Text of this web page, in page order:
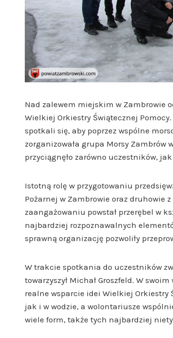
Nad zalewem miejskim w Zambrowie
Wielkiej Orkiestry Świątecznej
spotkali się, aby poprzez wspólne
zorganizowała grupa Morsy Zambrów
przyciągnęło zarówno uczestników,
Istotną rolę w przygotowaniu
Pożarnej w Zambrowie oraz druhowie
zaangażowaniu powstał przerębel w
najbardziej rozpoznawalnych
sprawną organizację pozwoliły
W trakcie spotkania do uczestników
towarzyszył Michał Groszfeld. W
realne wsparcie idei Wielkiej Orkiestry
jak i w wodzie, a wolontariusze
wiele form, także tych najbardziej